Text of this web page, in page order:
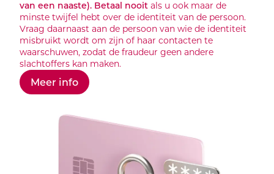
van een naaste). Betaal nooit als u ook maar de
minste twijfel hebt over de identiteit van de persoon.
Vraag daarnaast aan de persoon van wie de identiteit
misbruikt wordt om zijn of haar contacten te
waarschuwen, zodat de fraudeur geen andere
slachtoffers kan maken.
Meer info